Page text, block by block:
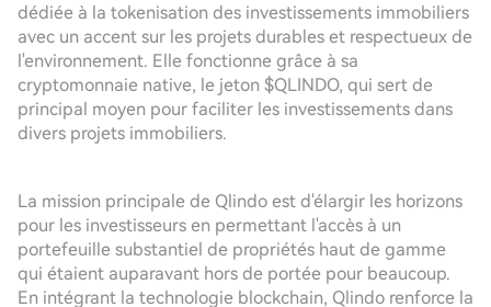
dédiée à la tokenisation des investissements immobiliers
avec un accent sur les projets durables et respectueux de
l'environnement. Elle fonctionne grâce à sa
cryptomonnaie native, le jeton $QLINDO, qui sert de
principal moyen pour faciliter les investissements dans
divers projets immobiliers.
La mission principale de Qlindo est d'élargir les horizons
pour les investisseurs en permettant l'accès à un
portefeuille substantiel de propriétés haut de gamme
qui étaient auparavant hors de portée pour beaucoup.
En intégrant la technologie blockchain, Qlindo renforce la